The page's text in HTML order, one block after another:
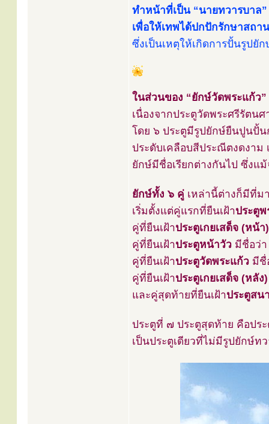
ทำหน้าที่เป็น “นายทวารบาล
เพื่อให้เทพได้ปกปักรักษาสถ
ซึ่งเป็นเหตุให้เกิดการปั้นรูปยั
ในส่วนของ “ยักษ์วัดพระแก้ว
เนื่องจากประตูวัดพระศรีรัตน
โดย ๖ ประตูมีรูปยักษ์ยืนปูนปั้
ประดับเคลือบสีประณีตงดงาม
ยักษ์มีชื่อเรียกต่างกันไป ซึ่งแ
ยักษ์ทั้ง ๖ คู่ เหล่านี้ต่างก็มีที่ม
เริ่มตั้งแต่คู่แรกที่ยืนเฝ้าประตูพ
คู่ที่ยืนเฝ้าประตูเกยเสด็จ (หน้า)
คู่ที่ยืนเฝ้าประตูหน้าวัว มีชื่อว่
คู่ที่ยืนเฝ้าประตูวัดพระแก้ว มีชื่
คู่ที่ยืนเฝ้าประตูเกยเสด็จ (หลัง)
และคู่สุดท้ายที่ยืนเฝ้าประตูสน
ประตูที่ ๗ ประตูสุดท้าย คือปร
เป็นประตูเดียวที่ไม่มีรูปยักษ์